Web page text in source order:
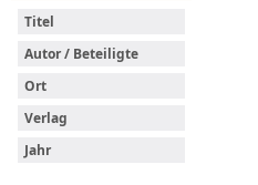
Titel
Autor / Beteiligte
Ort
Verlag
Jahr